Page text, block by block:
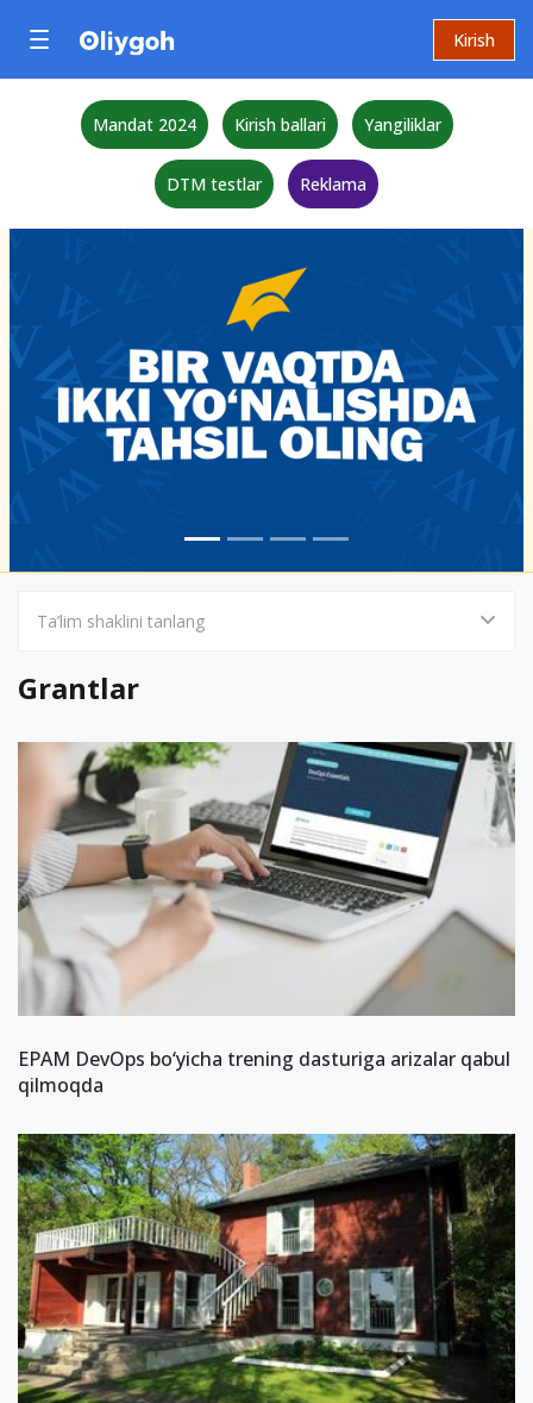
Kirish
Mandat 2024 Kirish ballari Yangiliklar
DTM testlar Reklama
Ta’lim shaklini tanlang
Grantlar
EPAM DevOps bo‘yicha trening dasturiga arizalar qabul
qilmoqda